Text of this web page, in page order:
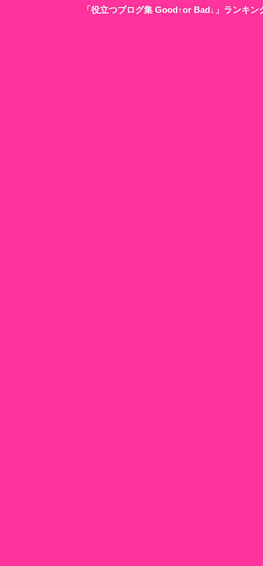
「役立つブログ集 Good↑or Bad↓」ランキ